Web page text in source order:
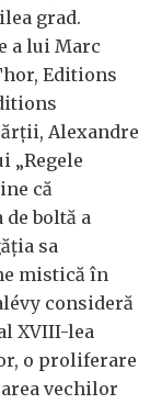
grad.
a lui Marc
Editions
Alexandre
„Regele
că
boltă a
sa
mistică în
consideră
XVIII-lea
o proliferare
vechilor